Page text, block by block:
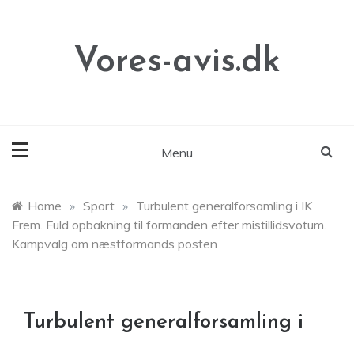
Vores-avis.dk
Menu
Home » Sport » Turbulent generalforsamling i IK
Frem. Fuld opbakning til formanden efter mistillidsvotum.
Kampvalg om næstformands posten
Turbulent generalforsamling i